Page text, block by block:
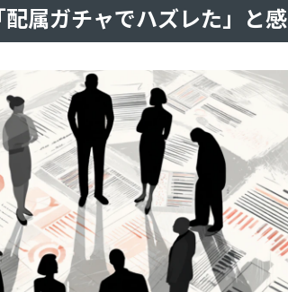
属ガチャでハズレた」と